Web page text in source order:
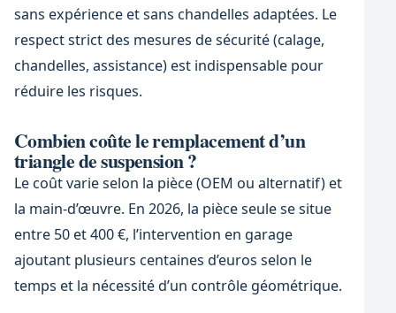
sans expérience et sans chandelles adaptées. Le
respect strict des mesures de sécurité (calage,
chandelles, assistance) est indispensable pour
réduire les risques.
Combien coûte le remplacement d’un
triangle de suspension ?
Le coût varie selon la pièce (OEM ou alternatif) et
la main-d’œuvre. En 2026, la pièce seule se situe
entre 50 et 400 €, l’intervention en garage
ajoutant plusieurs centaines d’euros selon le
temps et la nécessité d’un contrôle géométrique.